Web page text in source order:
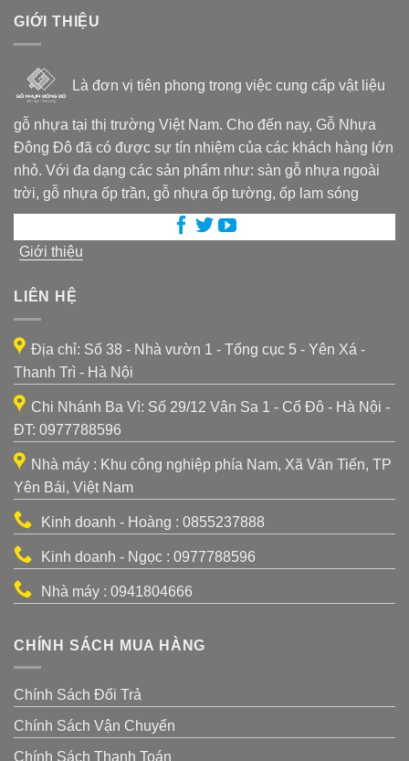
GIỚI THIỆU
Là đơn vị tiên phong trong việc cung cấp vật liệu
gỗ nhựa tại thị trường Việt Nam. Cho đến nay, Gỗ Nhựa
Đông Đô đã có được sự tín nhiệm của các khách hàng lớn
nhỏ. Với đa dạng các sản phẩm như: sàn gỗ nhựa ngoài
trời, gỗ nhựa ốp trần, gỗ nhựa ốp tường, ốp lam sóng
Giới thiệu
LIÊN HỆ
Địa chỉ: Số 38 - Nhà vườn 1 - Tổng cục 5 - Yên Xá -
Thanh Trì - Hà Nội
Chi Nhánh Ba Vì: Số 29/12 Vân Sa 1 - Cổ Đô - Hà Nội -
ĐT: 0977788596
Nhà máy : Khu công nghiệp phía Nam, Xã Văn Tiến, TP
Yên Bái, Việt Nam
Kinh doanh - Hoàng : 0855237888
Kinh doanh - Ngọc : 0977788596
Nhà máy : 0941804666
CHÍNH SÁCH MUA HÀNG
Chính Sách Đổi Trả
Chính Sách Vận Chuyển
Chính Sách Thanh Toán